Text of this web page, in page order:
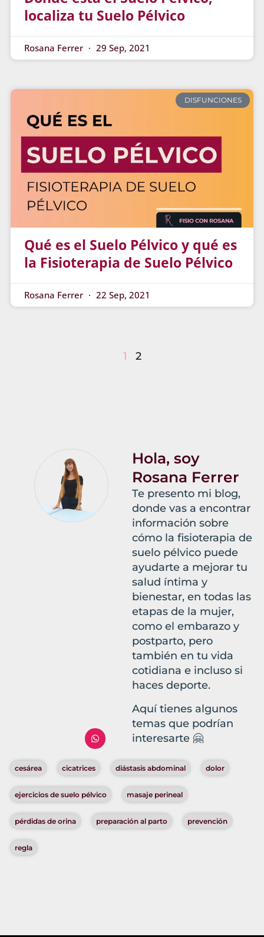
localiza tu Suelo Pélvico
Rosana Ferrer 29 Sep, 2021
DISFUNCIONES
Qué es el Suelo Pélvico y qué es
la Fisioterapia de Suelo Pélvico
Rosana Ferrer 22 Sep, 2021
1 2
Hola, soy
Rosana Ferrer
Te presento mi blog,
donde vas a encontrar
información sobre
cómo la fisioterapia de
suelo pélvico puede
ayudarte a mejorar tu
salud íntima y
bienestar, en todas las
etapas de la mujer,
como el embarazo y
postparto, pero
también en tu vida
cotidiana e incluso si
haces deporte.
Aquí tienes algunos
temas que podrían
interesarte 🤗
cesárea cicatrices diástasis abdominal dolor
ejercicios de suelo pélvico masaje perineal
pérdidas de orina preparación al parto prevención
regla